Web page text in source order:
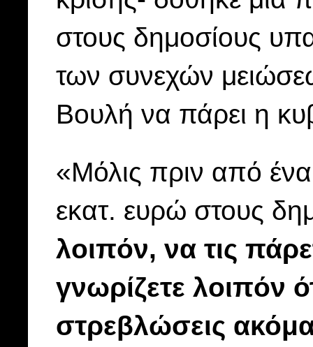
στους δημοσίους
των συνεχών
Βουλή να πάρει η
«Μόλις πριν από
εκατ. ευρώ στους
λοιπόν, να τις
γνωρίζετε λοιπόν
στρεβλώσεις